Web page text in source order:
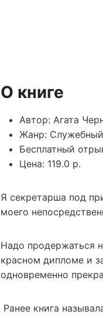
О книге
Автор: Агата
Жанр:
Бесплатный
Цена: 119.0 р.
Я секретарша под
моего
Надо продержаться
красном дипломе и
одновременно
Ранее книга